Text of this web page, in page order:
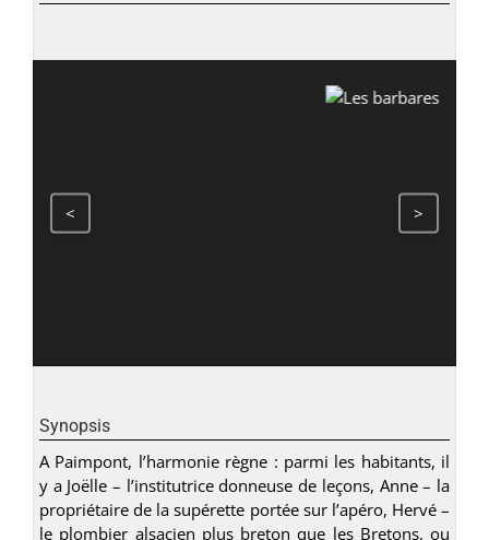
< >
Synopsis
A Paimpont, l’harmonie règne : parmi les habitants, il
y a Joëlle – l’institutrice donneuse de leçons, Anne – la
propriétaire de la supérette portée sur l’apéro, Hervé –
le plombier alsacien plus breton que les Bretons, ou